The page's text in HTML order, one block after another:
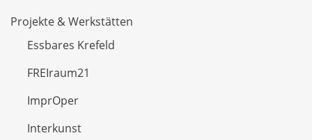
Projekte & Werkstätten
Essbares Krefeld
FREIraum21
ImprOper
Interkunst